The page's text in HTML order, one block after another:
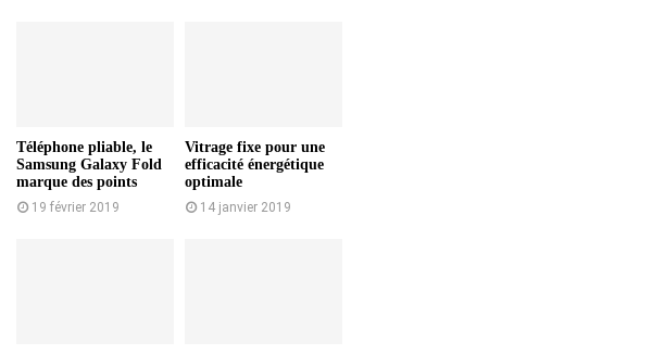
Téléphone pliable, le
Samsung Galaxy Fold
marque des points
19 février 2019
Vitrage fixe pour une
efficacité énergétique
optimale
14 janvier 2019